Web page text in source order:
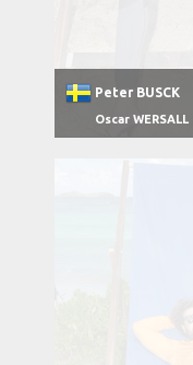
Peter BUSCK
Oscar WERSALL